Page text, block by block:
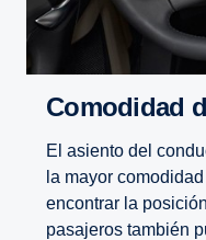
Comodidad
El asiento del
la mayor
encontrar la
pasajeros también